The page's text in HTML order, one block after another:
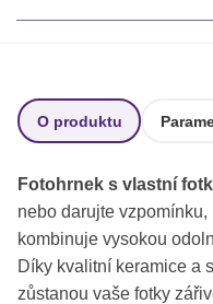
R Rady a
O produktu
Fotohrnek s vlastní
nebo darujte
kombinuje vysokou
Díky kvalitní keramice a
zůstanou vaše fotky